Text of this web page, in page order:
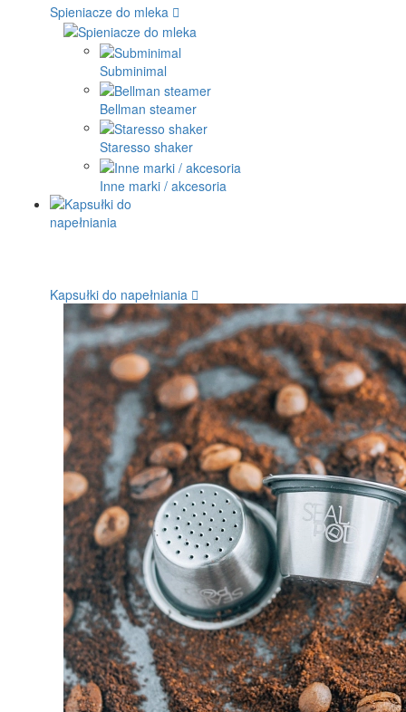
Spieniacze do mleka
Subminimal
Bellman steamer
Staresso shaker
Inne marki / akcesoria
Kapsułki do napełniania